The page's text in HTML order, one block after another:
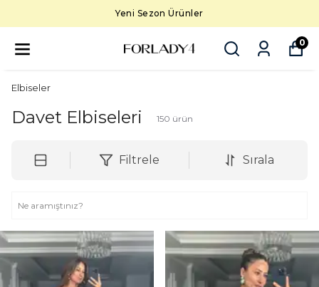
5000 TL üzeri ücretsiz kargo
0
Elbiseler
Davet Elbiseleri 150 ürün
Filtrele Sırala